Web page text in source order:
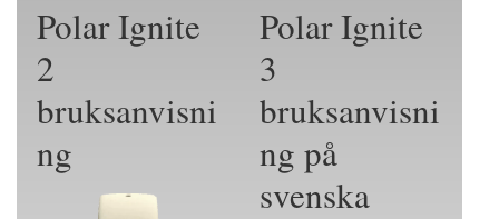
Polar Ignite
2
bruksanvisni
ng
Polar Ignite
3
bruksanvisni
ng på
svenska